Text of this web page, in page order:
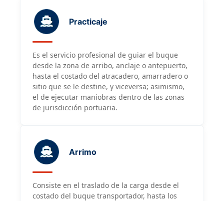
Practicaje
Es el servicio profesional de guiar el buque
desde la zona de arribo, anclaje o antepuerto,
hasta el costado del atracadero, amarradero o
sitio que se le destine, y viceversa; asimismo,
el de ejecutar maniobras dentro de las zonas
de jurisdicción portuaria.
Arrimo
Consiste en el traslado de la carga desde el
costado del buque transportador, hasta los